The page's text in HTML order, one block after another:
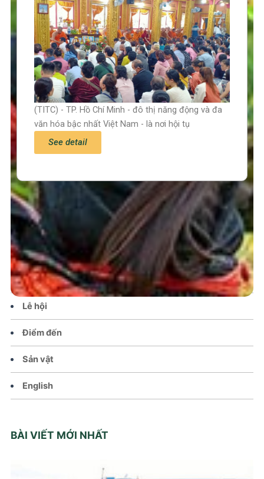
Trang chủ
Tin tức – Sự kiện
Chính sách
Văn hoá – Đời sống
Lễ hội
Điểm đến
Sản vật
English
BÀI VIẾT MỚI NHẤT
(TITC) - TP. Hồ Chí Minh - đô thị năng động và đa
văn hóa bậc nhất Việt Nam - là nơi hội tụ
See detail